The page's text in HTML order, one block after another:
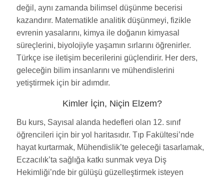
değil, aynı zamanda bilimsel düşünme becerisi
kazandırır. Matematikle analitik düşünmeyi, fizikle
evrenin yasalarını, kimya ile doğanın kimyasal
süreçlerini, biyolojiyle yaşamın sırlarını öğrenirler.
Türkçe ise iletişim becerilerini güçlendirir. Her ders,
geleceğin bilim insanlarını ve mühendislerini
yetiştirmek için bir adımdır.
Kimler İçin, Niçin Elzem?
Bu kurs, Sayısal alanda hedefleri olan 12. sınıf
öğrencileri için bir yol haritasıdır. Tıp Fakültesi’nde
hayat kurtarmak, Mühendislik’te geleceği tasarlamak,
Eczacılık’ta sağlığa katkı sunmak veya Diş
Hekimliği’nde bir gülüşü güzelleştirmek isteyen